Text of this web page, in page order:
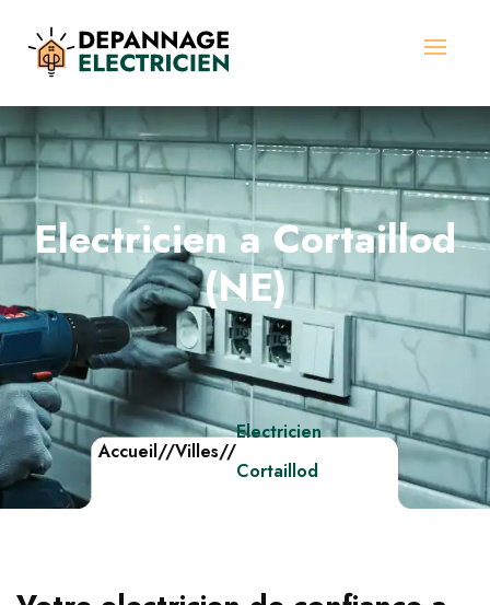
Electricien a Cortaillod
(NE)
Accueil//Villes//
Electricien
Cortaillod